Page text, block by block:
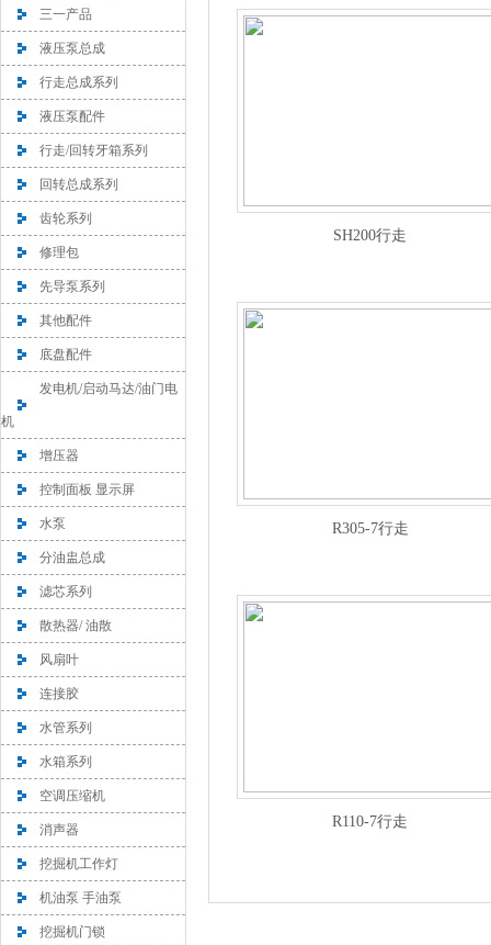
三一产品
液压泵总成
行走总成系列
液压泵配件
行走/回转牙箱系列
回转总成系列
齿轮系列
修理包
先导泵系列
其他配件
底盘配件
发电机/启动马达/油门电
机
增压器
控制面板 显示屏
水泵
分油盅总成
滤芯系列
散热器/ 油散
风扇叶
连接胶
水管系列
水箱系列
空调压缩机
消声器
挖掘机工作灯
机油泵 手油泵
挖掘机门锁
SH200行走
R305-7行走
R110-7行走